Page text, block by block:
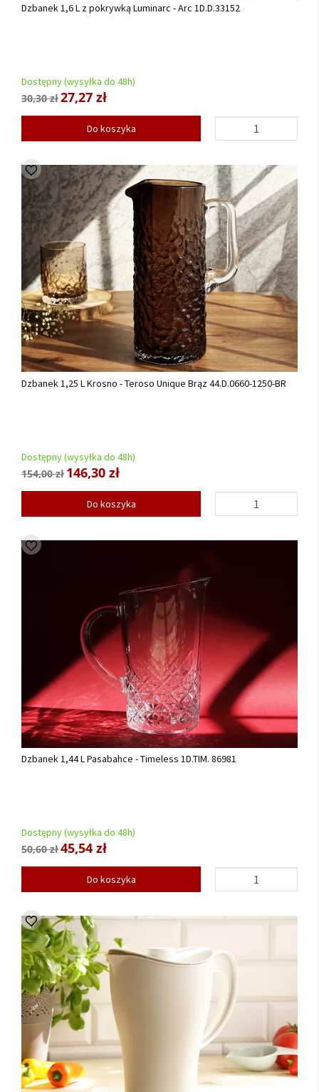
Dzbanek 1,6 L z pokrywką Luminarc - Arc 1D.D.33152
Dostępny (wysyłka do 48h)
30,30 zł27,27 zł
Do koszyka
Dzbanek 1,25 L Krosno - Teroso Unique Brąz 44.D.0660-1250-BR
Dostępny (wysyłka do 48h)
154,00 zł 146,30 zł
Do koszyka
Dzbanek 1,44 L Pasabahce - Timeless 1D.TIM. 86981
Dostępny (wysyłka do 48h)
50,60 zł45,54 zł
Do koszyka